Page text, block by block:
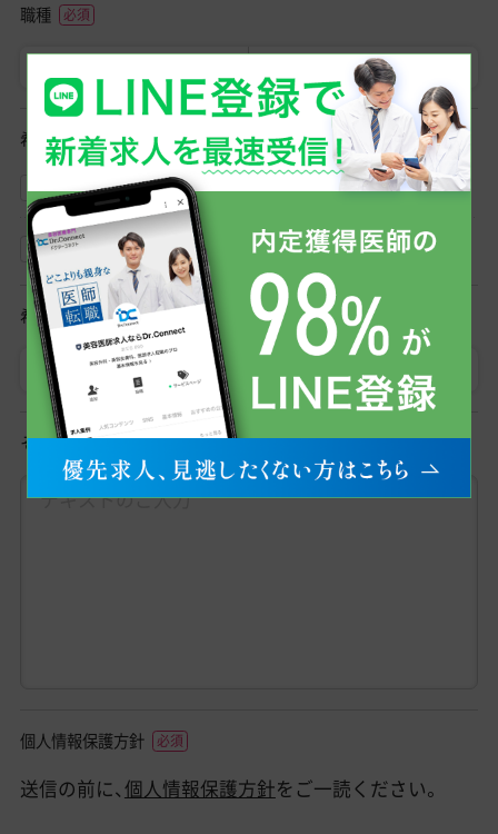
職種
初期研修医
希望勤務形態
常勤
非常勤
希望勤務地
勤務地を選択
その他ご希望条件など
個人情報保護方針
送信の前に、個人情報保護方針をご一読ください。